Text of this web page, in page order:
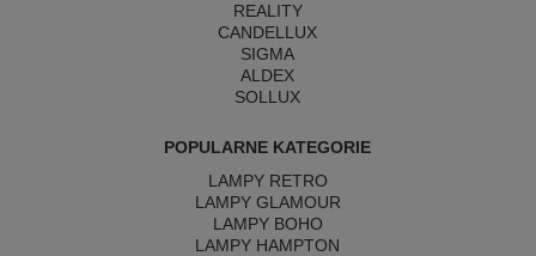
REALITY
CANDELLUX
SIGMA
ALDEX
SOLLUX
POPULARNE KATEGORIE
LAMPY RETRO
LAMPY GLAMOUR
LAMPY BOHO
LAMPY HAMPTON